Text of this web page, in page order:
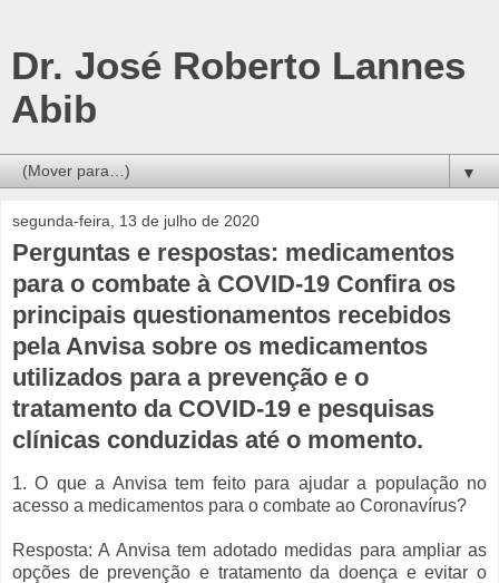
Dr. José Roberto Lannes
Abib
▼
segunda-feira, 13 de julho de 2020
Perguntas e respostas: medicamentos
para o combate à COVID-19 Confira os
principais questionamentos recebidos
pela Anvisa sobre os medicamentos
utilizados para a prevenção e o
tratamento da COVID-19 e pesquisas
clínicas conduzidas até o momento.
1. O que a Anvisa tem feito para ajudar a população no
acesso a medicamentos para o combate ao Coronavírus?
Resposta: A Anvisa tem adotado medidas para ampliar as
opções de prevenção e tratamento da doença e evitar o